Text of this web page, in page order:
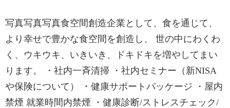
写真写真写真食空間創造企業として、食を通じて、
より幸せで豊かな食空間を創造し、 世の中にわくわ
く、ウキウキ、いきいき、ドキドキを増やしてまい
ります。 ・社内一斉清掃 ・社内セミナー（新NISA
や保険について） ・健康サポートパッケージ ・屋内
禁煙 就業時間内禁煙 ・健康診断/ストレスチェック/